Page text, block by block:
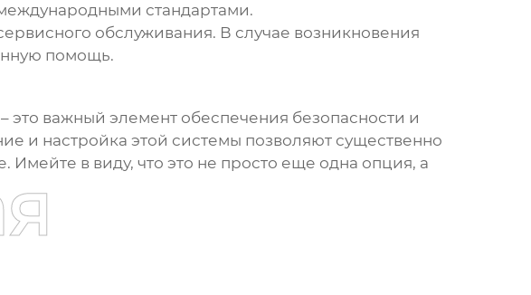
стандартами.
обслуживания. В случае возникновения
помощь.
– это важный элемент обеспечения безопасности и
и настройка этой системы позволяют существенно
в виду, что это не просто еще одна опция, а